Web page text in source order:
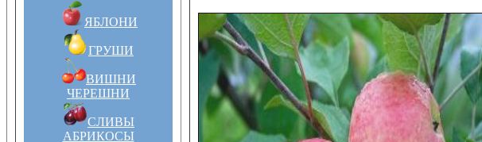
ЯБЛОНИ
ГРУШИ
ВИШНИ
ЧЕРЕШНИ
СЛИВЫ
АБРИКОСЫ